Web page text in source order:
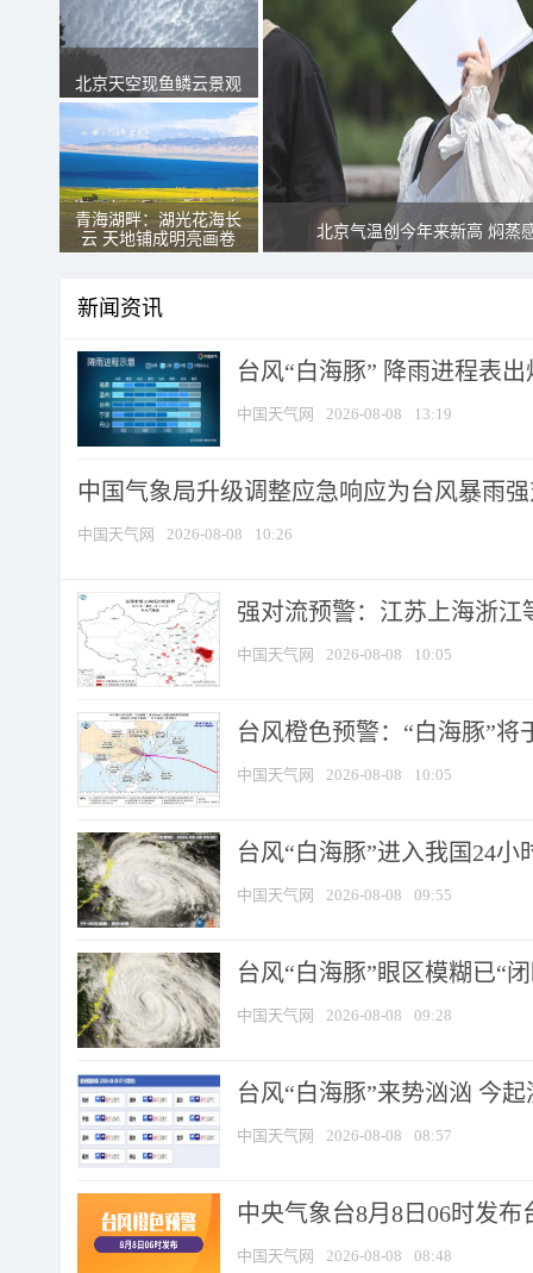
北京天空现鱼鳞云景观
青海湖畔：湖光花海长
云 天地铺成明亮画卷
北京气温创今年来新高 焖蒸
新闻资讯
台风“白海豚” 降雨进程表
中国天气网 2026-08-08 13:19
中国气象局升级调整应急响应为台风暴雨
中国天气网 2026-08-08 10:26
强对流预警：江苏上海浙江
中国天气网 2026-08-08 10:05
台风橙色预警：“白海豚”将
中国天气网 2026-08-08 10:05
台风“白海豚”进入我国24
中国天气网 2026-08-08 09:55
台风“白海豚”眼区模糊已“
中国天气网 2026-08-08 09:28
台风“白海豚”来势汹汹 今
中国天气网 2026-08-08 08:57
中央气象台8月8日06时发布
中国天气网 2026-08-08 08:48